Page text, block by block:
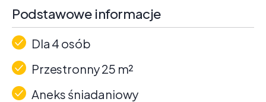
Podstawowe informacje
Dla 4 osób
Przestronny 25 m²
Aneks śniadaniowy